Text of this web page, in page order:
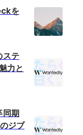
を
ステ
力と
同期
ジブ